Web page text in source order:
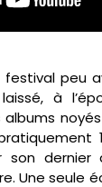
festival peu
à
son
Une seule